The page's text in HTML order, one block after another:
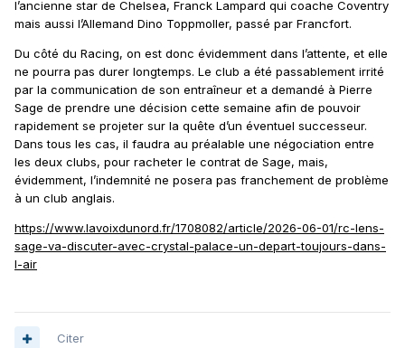
l’ancienne star de Chelsea, Franck Lampard qui coache Coventry
mais aussi l’Allemand Dino Toppmoller, passé par Francfort.
Du côté du Racing, on est donc évidemment dans l’attente, et elle
ne pourra pas durer longtemps. Le club a été passablement irrité
par la communication de son entraîneur et a demandé à Pierre
Sage de prendre une décision cette semaine afin de pouvoir
rapidement se projeter sur la quête d’un éventuel successeur.
Dans tous les cas, il faudra au préalable une négociation entre
les deux clubs, pour racheter le contrat de Sage, mais,
évidemment, l’indemnité ne posera pas franchement de problème
à un club anglais.
https://www.lavoixdunord.fr/1708082/article/2026-06-01/rc-lens-
sage-va-discuter-avec-crystal-palace-un-depart-toujours-dans-
l-air
Citer